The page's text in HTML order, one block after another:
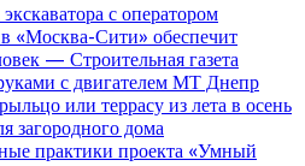
с оператором
«Москва-Сити» обеспечит
— Строительная газета
с двигателем МТ Днепр
или террасу из лета в осень
загородного дома
практики проекта «Умный